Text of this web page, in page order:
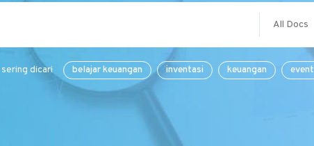
All Docs
dicari belajar keuangan inventasi keuangan event